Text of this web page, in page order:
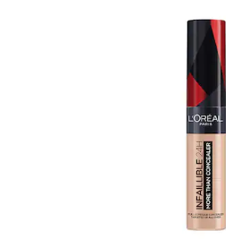
Praktikus